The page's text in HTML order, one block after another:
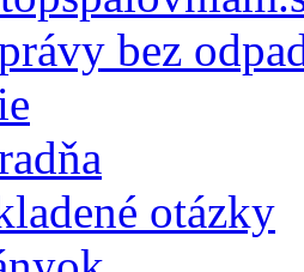
bez
otázky